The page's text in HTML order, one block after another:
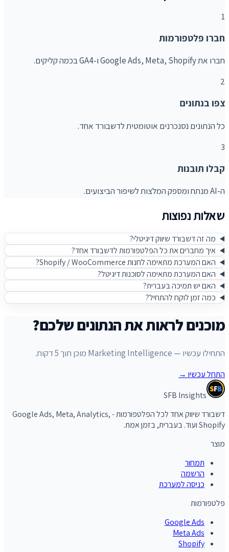
1
חברו פלטפורמות
חברו את Google Ads, Meta, Shopify ו-GA4 בכמה קליקים.
2
צפו בנתונים
כל הנתונים נסנכרנים אוטומטית לדשבורד אחד.
3
קבלו תובנות
ה-AI מנתח ומספק המלצות לשיפור הביצועים.
שאלות נפוצות
מה זה דשבורד שיווק דיגיטלי?
איך מחברים את כל הפלטפורמות לדשבורד אחד?
האם המערכת מתאימה לחנות Shopify / WooCommerce?
האם המערכת מתאימה לסוכנות דיגיטל?
האם יש תמיכה בעברית?
כמה זמן לוקח להתחיל?
מוכנים לראות את הנתונים שלכם?
התחילו עכשיו — Marketing Intelligence מוכן תוך 5 דקות.
התחל עכשיו →
SFB
SFB Insights
דשבורד שיווק אחד לכל הפלטפורמות - Google Ads, Meta, Analytics,
Shopify ועוד. בעברית, בזמן אמת.
מוצר
תמחור
הרשמה
כניסה למערכת
פלטפורמות
Google Ads
Meta Ads
Shopify